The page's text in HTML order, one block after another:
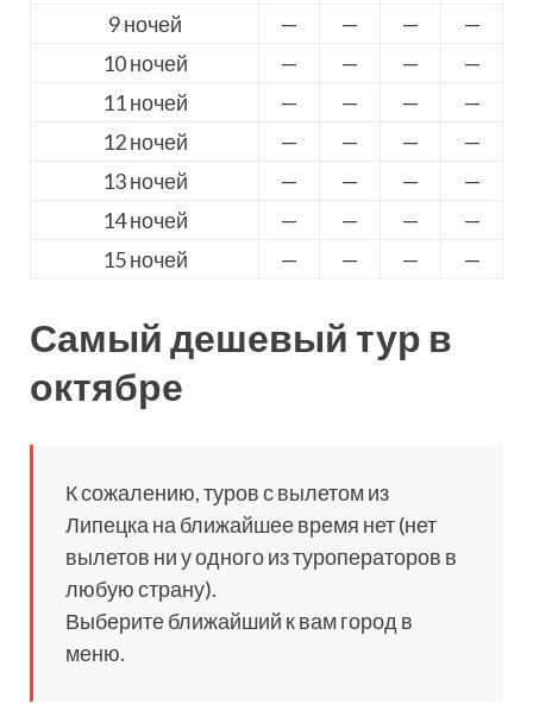
9 ночей
— — —
—
10 ночей
— — —
—
11 ночей
— — —
—
12 ночей
— — —
—
13 ночей
— — —
—
14 ночей
— — —
—
15 ночей
— — — —
Самый дешевый тур в
октябре
К сожалению, туров с вылетом из
Липецка на ближайшее время нет (нет
вылетов ни у одного из туроператоров в
любую страну).
Выберите ближайший к вам город в
меню.